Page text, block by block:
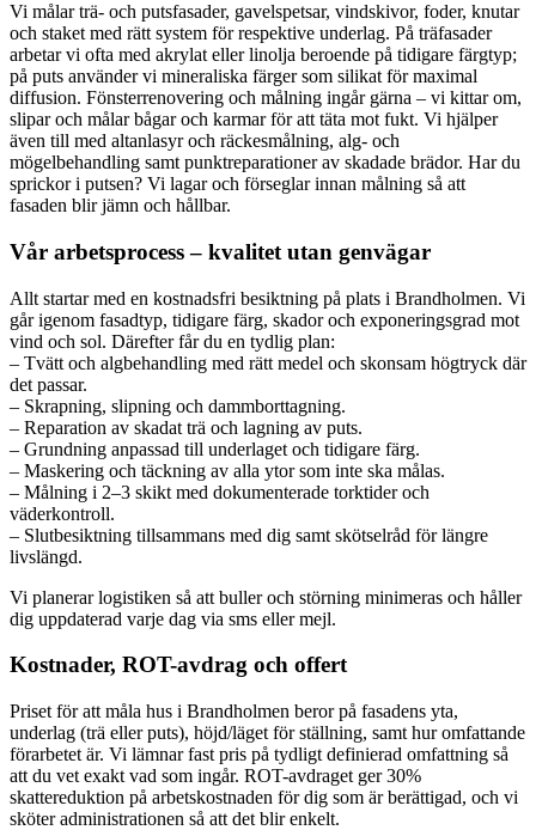
Vi målar trä- och putsfasader, gavelspetsar, vindskivor, foder, knutar
och staket med rätt system för respektive underlag. På träfasader
arbetar vi ofta med akrylat eller linolja beroende på tidigare färgtyp;
på puts använder vi mineraliska färger som silikat för maximal
diffusion. Fönsterrenovering och målning ingår gärna – vi kittar om,
slipar och målar bågar och karmar för att täta mot fukt. Vi hjälper
även till med altanlasyr och räckesmålning, alg- och
mögelbehandling samt punktreparationer av skadade brädor. Har du
sprickor i putsen? Vi lagar och förseglar innan målning så att
fasaden blir jämn och hållbar.
Vår arbetsprocess – kvalitet utan genvägar
Allt startar med en kostnadsfri besiktning på plats i Brandholmen. Vi
går igenom fasadtyp, tidigare färg, skador och exponeringsgrad mot
vind och sol. Därefter får du en tydlig plan:
– Tvätt och algbehandling med rätt medel och skonsam högtryck där
det passar.
– Skrapning, slipning och dammborttagning.
– Reparation av skadat trä och lagning av puts.
– Grundning anpassad till underlaget och tidigare färg.
– Maskering och täckning av alla ytor som inte ska målas.
– Målning i 2–3 skikt med dokumenterade torktider och
väderkontroll.
– Slutbesiktning tillsammans med dig samt skötselråd för längre
livslängd.
Vi planerar logistiken så att buller och störning minimeras och håller
dig uppdaterad varje dag via sms eller mejl.
Kostnader, ROT-avdrag och offert
Priset för att måla hus i Brandholmen beror på fasadens yta,
underlag (trä eller puts), höjd/läget för ställning, samt hur omfattande
förarbetet är. Vi lämnar fast pris på tydligt definierad omfattning så
att du vet exakt vad som ingår. ROT-avdraget ger 30%
skattereduktion på arbetskostnaden för dig som är berättigad, och vi
sköter administrationen så att det blir enkelt.